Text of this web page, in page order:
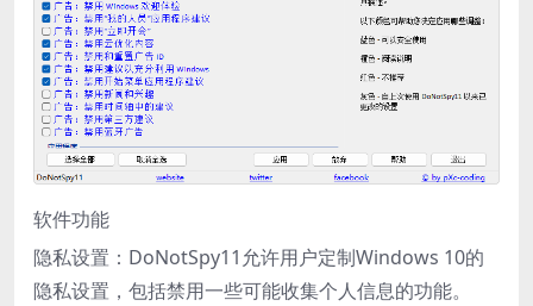
软件功能
隐私设置：DoNotSpy11允许用户定制Windows 10的
隐私设置，包括禁用一些可能收集个人信息的功能。